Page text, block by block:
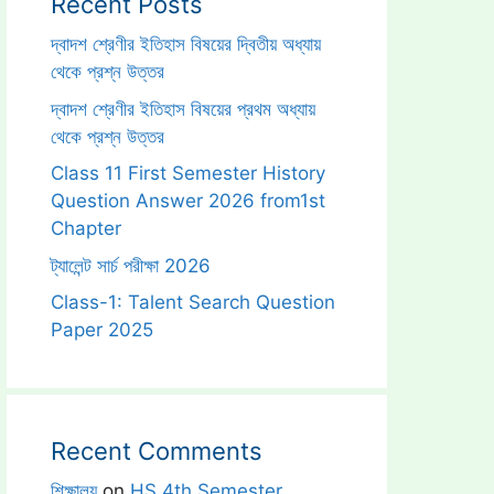
দ্বাদশ শ্রেণীর ইতিহাস বিষয়ের দ্বিতীয় অধ্যায়
থেকে প্রশ্ন উত্তর
দ্বাদশ শ্রেণীর ইতিহাস বিষয়ের প্রথম অধ্যায়
থেকে প্রশ্ন উত্তর
Class 11 First Semester History
Question Answer 2026 from1st
Chapter
ট্যালেন্ট সার্চ পরীক্ষা 2026
Class-1: Talent Search Question
Paper 2025
Recent Comments